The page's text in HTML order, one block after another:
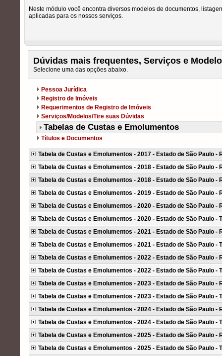
Neste módulo você encontra diversos modelos de documentos,
aplicadas para os nossos serviços.
Dúvidas mais frequentes, Serviços e
Selecione uma das opções abaixo.
Pessoa Jurídica
Registro de Imóveis
Requerimentos de Registro de Imóveis
Serviços/Modelos/Tire suas Dúvidas
Tabelas de Custas e Emolumentos
Títulos e Documentos
Tabela de Custas e Emolumentos - 2017 - Estado de São Paulo -
Tabela de Custas e Emolumentos - 2018 - Estado de São Paulo -
Tabela de Custas e Emolumentos - 2018 - Estado de São Paulo -
Tabela de Custas e Emolumentos - 2019 - Estado de São Paulo -
Tabela de Custas e Emolumentos - 2020 - Estado de São Paulo -
Tabela de Custas e Emolumentos - 2020 - Estado de São Paulo
Tabela de Custas e Emolumentos - 2021 - Estado de São Paulo -
Tabela de Custas e Emolumentos - 2021 - Estado de São Paulo
Tabela de Custas e Emolumentos - 2022 - Estado de São Paulo -
Tabela de Custas e Emolumentos - 2022 - Estado de São Paulo
Tabela de Custas e Emolumentos - 2023 - Estado de São Paulo -
Tabela de Custas e Emolumentos - 2023 - Estado de São Paulo
Tabela de Custas e Emolumentos - 2024 - Estado de São Paulo -
Tabela de Custas e Emolumentos - 2024 - Estado de São Paulo
Tabela de Custas e Emolumentos - 2025 - Estado de São Paulo -
Tabela de Custas e Emolumentos - 2025 - Estado de São Paulo